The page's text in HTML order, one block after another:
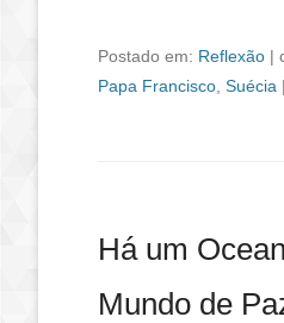
Postado em: Reflexão |
Papa Francisco Suécia |
Há um
Mundo de